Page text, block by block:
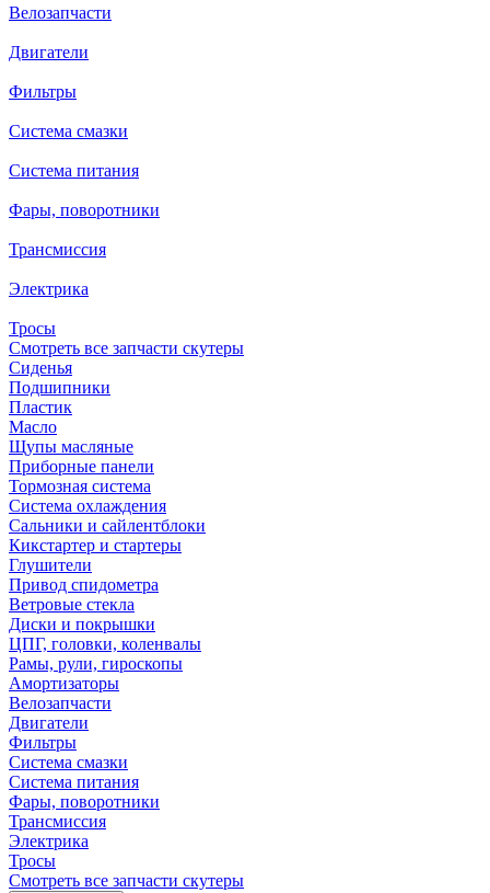
Велозапчасти
Двигатели
Фильтры
Система смазки
Система питания
Фары, поворотники
Трансмиссия
Электрика
Тросы
Смотреть все запчасти скутеры
Сиденья
Подшипники
Пластик
Масло
Щупы масляные
Приборные панели
Тормозная система
Система охлаждения
Сальники и сайлентблоки
Кикстартер и стартеры
Глушители
Привод спидометра
Ветровые стекла
Диски и покрышки
ЦПГ, головки, коленвалы
Рамы, рули, гироскопы
Амортизаторы
Велозапчасти
Двигатели
Фильтры
Система смазки
Система питания
Фары, поворотники
Трансмиссия
Электрика
Тросы
Смотреть все запчасти скутеры